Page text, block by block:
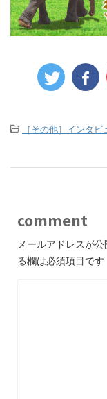
- ［その他］インタビ
comment
メールアドレスが
る欄は必須項目です